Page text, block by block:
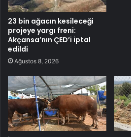
23 bin ağacın kesileceği
projeye yargı freni:
Akçansa’nın ÇED’i iptal
edildi
Ağustos 8, 2026